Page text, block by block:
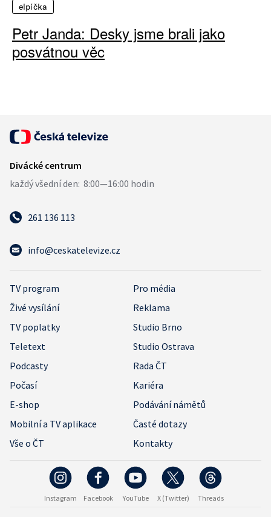
elpíčka
Petr Janda: Desky jsme brali jako
posvátnou věc
261 136 113
info@ceskatelevize.cz
TV program
Pro média
Živé vysílání
Reklama
TV poplatky
Studio Brno
Teletext
Studio Ostrava
Podcasty
Rada ČT
Počasí
Kariéra
E-shop
Podávání námětů
Mobilní a TV aplikace
Časté dotazy
Vše o ČT
Kontakty
Instagram Facebook YouTube X (Twitter) Threads